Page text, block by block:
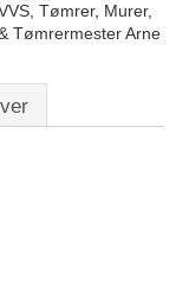
Tømrer, Murer,
Tømrermester Arne